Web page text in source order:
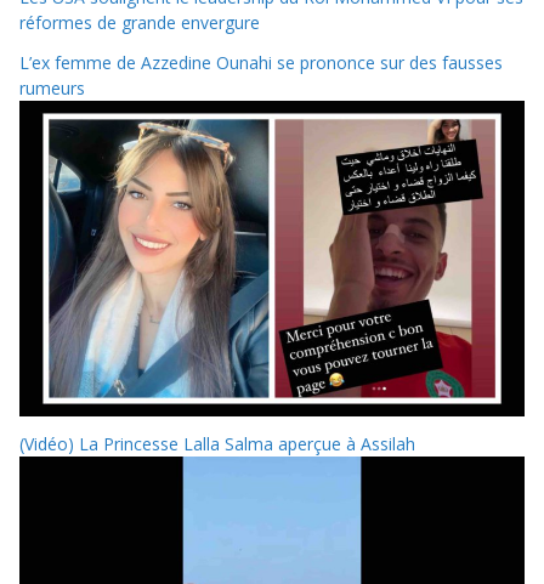
réformes de grande envergure
L’ex femme de Azzedine Ounahi se prononce sur des fausses
rumeurs
(Vidéo) La Princesse Lalla Salma aperçue à Assilah